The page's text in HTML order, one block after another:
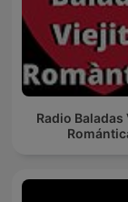
Radio Baladas